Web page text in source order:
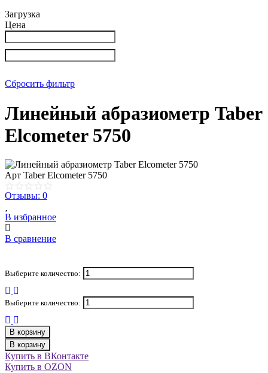
Загрузка
Цена
Сбросить фильтр
Линейный абразиометр Taber
Elcometer 5750
Арт Taber Elcometer 5750
Отзывы: 0
В избранное
В сравнение
Выберите количество:
Выберите количество:
В корзину
В корзину
Купить в ВКонтакте
Купить в OZON